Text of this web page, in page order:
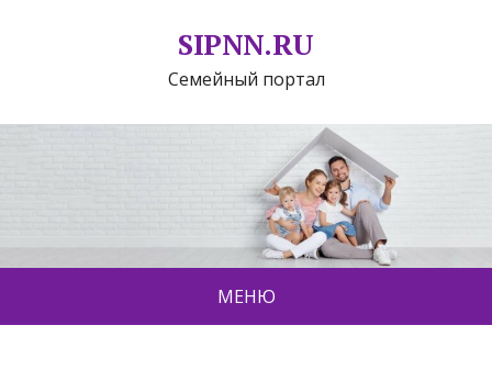
SIPNN.RU
Семейный портал
МЕНЮ